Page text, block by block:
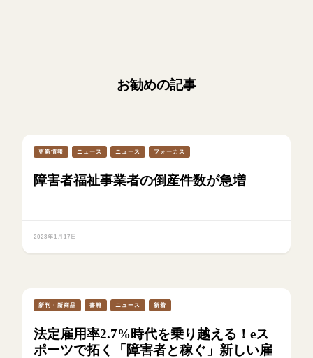
お勧めの記事
更新情報 ニュース ニュース フォーカス
障害者福祉事業者の倒産件数が急増
2023年1月17日
新刊・新商品 書籍 ニュース 新着
法定雇用率2.7%時代を乗り越える！eス
ポーツで拓く「障害者と稼ぐ」新しい雇